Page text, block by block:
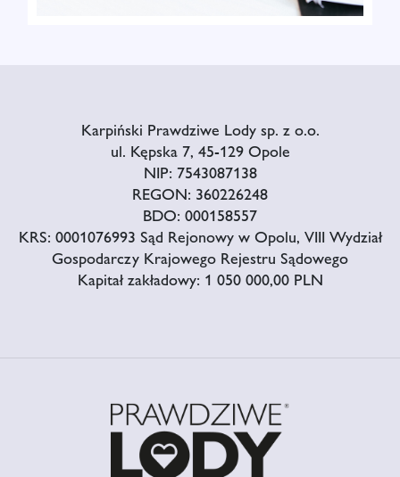
Karpiński Prawdziwe Lody sp. z o.o.
ul. Kępska 7, 45-129 Opole
NIP: 7543087138
REGON: 360226248
BDO: 000158557
KRS: 0001076993 Sąd Rejonowy w Opolu, VIII Wydział
Gospodarczy Krajowego Rejestru Sądowego
Kapitał zakładowy: 1 050 000,00 PLN